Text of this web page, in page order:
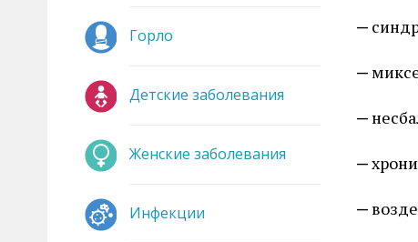
Горло
Детские заболевания
Женские заболевания
Инфекции